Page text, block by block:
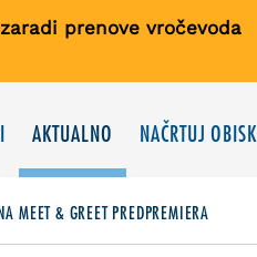
prenove vročevoda
AKTUALNO NAČRTUJ OBISK
MEET & GREET PREDPREMIERA